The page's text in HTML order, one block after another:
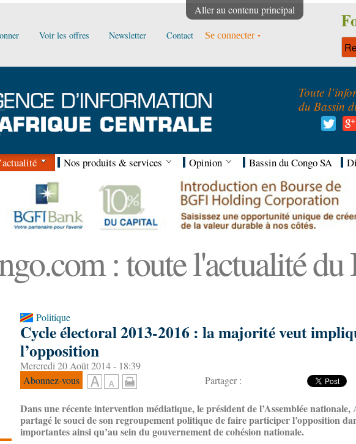
Aller au contenu principal
Voir les offres Newsletter Contact Se connecter
Toute
du Bassin
Nos produits & services Opinion Bassin du Congo SA
: toute l'actualité
Politique
Cycle électoral 2013-2016 : la majorité veut
l’opposition
Mercredi 20 Août 2014 - 18:39
Abonnez-vous
Partager :
Dans une récente intervention médiatique, le président de l’Assemblée
partagé le souci de son regroupement politique de faire participer l’opposition
importantes ainsi qu’au sein du gouvernement de cohésion nationale.